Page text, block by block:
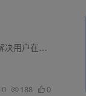
前言介绍 软件的设计初衷就是为了解决用户在寻找高质量音乐资源时所遇到的困难和不便。无损音乐是一种音质极高的音频格式，它能够保留原始录音的所有细节和质感，给用户带来更加真实、纯净的音...
0 188 0